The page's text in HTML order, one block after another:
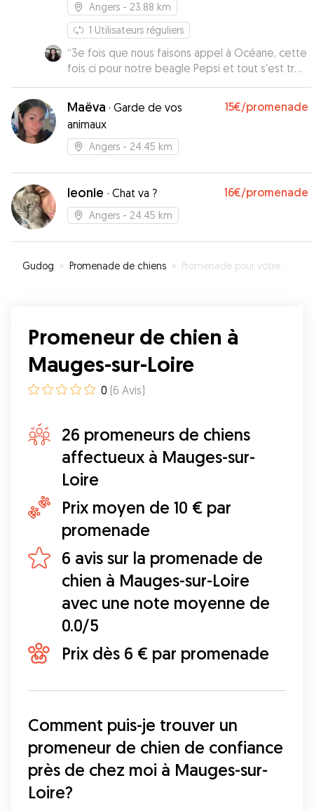
Angers - 23.88 km
1 Utilisateurs réguliers
“3e fois que nous faisons appel à Océane, cette
fois ci pour notre beagle Pepsi et tout s'est très
bien passé. Oceane est une personne très
agréable, arrangeante et hyper à l'aise avec les
chiens. Nous n'hésiterons pas à refaire appel à
elle 😊”
Maëva · Garde de vos
animaux
15€/promenade
Angers - 24.45 km
leonie · Chat va ? 16€/promenade
Angers - 24.45 km
Gudog » Promenade de chiens » Promenade pour votre chien à Mauges-sur-Loire
Promeneur de chien à
Mauges-sur-Loire
0 (6 Avis)
26 promeneurs de chiens
affectueux à Mauges-sur-
Loire
Prix moyen de 10 € par
promenade
6 avis sur la promenade de
chien à Mauges-sur-Loire
avec une note moyenne de
0.0/5
Prix dès 6 € par promenade
Comment puis-je trouver un
promeneur de chien de confiance
près de chez moi à Mauges-sur-
Loire?